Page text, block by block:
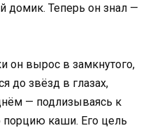
домик. Теперь он знал —
он вырос в замкнутого,
до звёзд в глазах,
— подлизываясь к
каши. Его цель